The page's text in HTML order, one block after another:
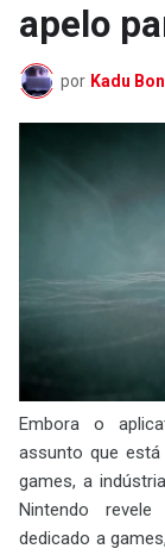
apelo
por Kadu
Embora o
assunto que
games, a
Nintendo
dedicado a